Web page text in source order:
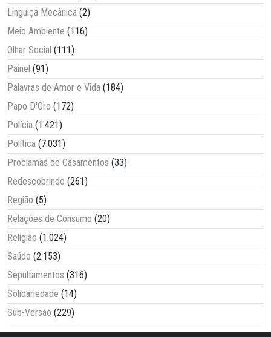
Linguiça Mecânica (2)
Meio Ambiente (116)
Olhar Social (111)
Painel (91)
Palavras de Amor e Vida (184)
Papo D'Oro (172)
Polícia (1.421)
Política (7.031)
Proclamas de Casamentos (33)
Redescobrindo (261)
Região (5)
Relações de Consumo (20)
Religião (1.024)
Saúde (2.153)
Sepultamentos (316)
Solidariedade (14)
Sub-Versão (229)